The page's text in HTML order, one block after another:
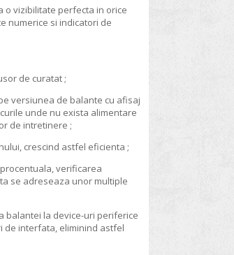
o vizibilitate perfecta in orice
numerice si indicatori de
de curatat ;
versiunea de balante cu afisaj
unde nu exista alimentare
de intretinere ;
crescind astfel eficienta ;
verificarea
se adreseaza unor multiple
balantei la device-uri periferice
de interfata, eliminind astfel